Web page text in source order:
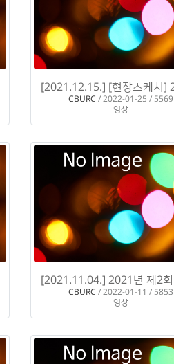
HH
CBURC / 2022-01-25 / 5569
영상
H
CBURC / 2022-01-11 / 5853
영상